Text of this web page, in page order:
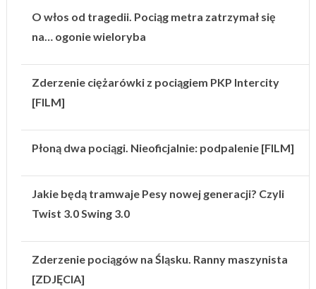
O włos od tragedii. Pociąg metra zatrzymał się
na… ogonie wieloryba
Zderzenie ciężarówki z pociągiem PKP Intercity
[FILM]
Płoną dwa pociągi. Nieoficjalnie: podpalenie [FILM]
Jakie będą tramwaje Pesy nowej generacji? Czyli
Twist 3.0 Swing 3.0
Zderzenie pociągów na Śląsku. Ranny maszynista
[ZDJĘCIA]